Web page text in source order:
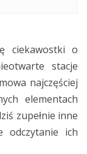
ciekawostki o
stacje
najczęściej
elementach
zupełnie inne
odczytanie ich